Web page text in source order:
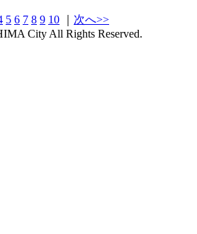
5 6 7 8 9 10
次へ>>
City All Rights Reserved.